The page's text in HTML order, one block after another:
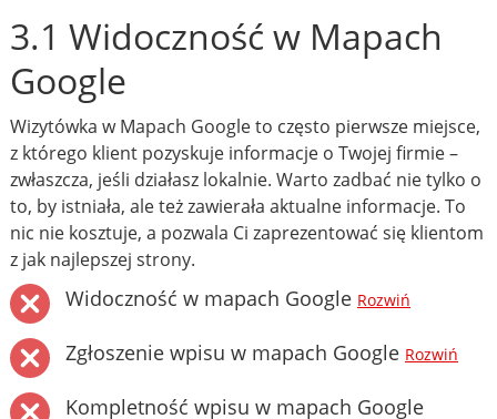
3.1 Widoczność w Mapach
Google
Wizytówka w Mapach Google to często pierwsze miejsce,
z którego klient pozyskuje informacje o Twojej firmie –
zwłaszcza, jeśli działasz lokalnie. Warto zadbać nie tylko o
to, by istniała, ale też zawierała aktualne informacje. To
nic nie kosztuje, a pozwala Ci zaprezentować się klientom
z jak najlepszej strony.
Widoczność w mapach Google Rozwiń
Zgłoszenie wpisu w mapach Google Rozwiń
Kompletność wpisu w mapach Google